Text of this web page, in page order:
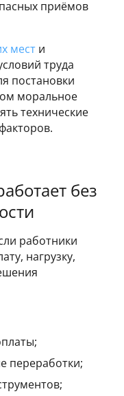
приёмов
мест и
труда
постановки
моральное
технические
без
работники
нагрузку,
переработки;